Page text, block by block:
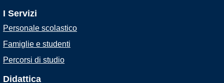
I Servizi
Personale scolastico
Famiglie e studenti
Percorsi di studio
Didattica